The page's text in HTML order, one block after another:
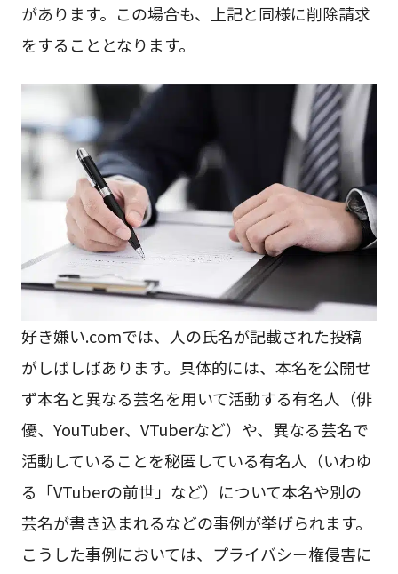
があります。この場合も、上記と同様に削除請求
をすることとなります。
好き嫌い.comでは、人の氏名が記載された投稿
がしばしばあります。具体的には、本名を公開せ
ず本名と異なる芸名を用いて活動する有名人（俳
優、YouTuber、VTuberなど）や、異なる芸名で
活動していることを秘匿している有名人（いわゆ
る「VTuberの前世」など）について本名や別の
芸名が書き込まれるなどの事例が挙げられます。
こうした事例においては、プライバシー権侵害に